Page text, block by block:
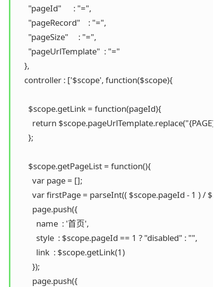
      "pageId"      : "=",
      "pageRecord"    : "=",
      "pageSize"     : "=",
      "pageUrlTemplate"  : "="
    },
    controller : ['$scope', function($scope){
      $scope.getLink = function(pageId){
return
      };
      $scope.getPageList = function(){
        var page = [];
var firstPage = parseInt(( $scope.pageId - 1 ) /
        page.push({
          name  : '首页',
          style  : $scope.pageId == 1 ? "disabled" : "",
          link  : $scope.getLink(1)
        });
        page.push({